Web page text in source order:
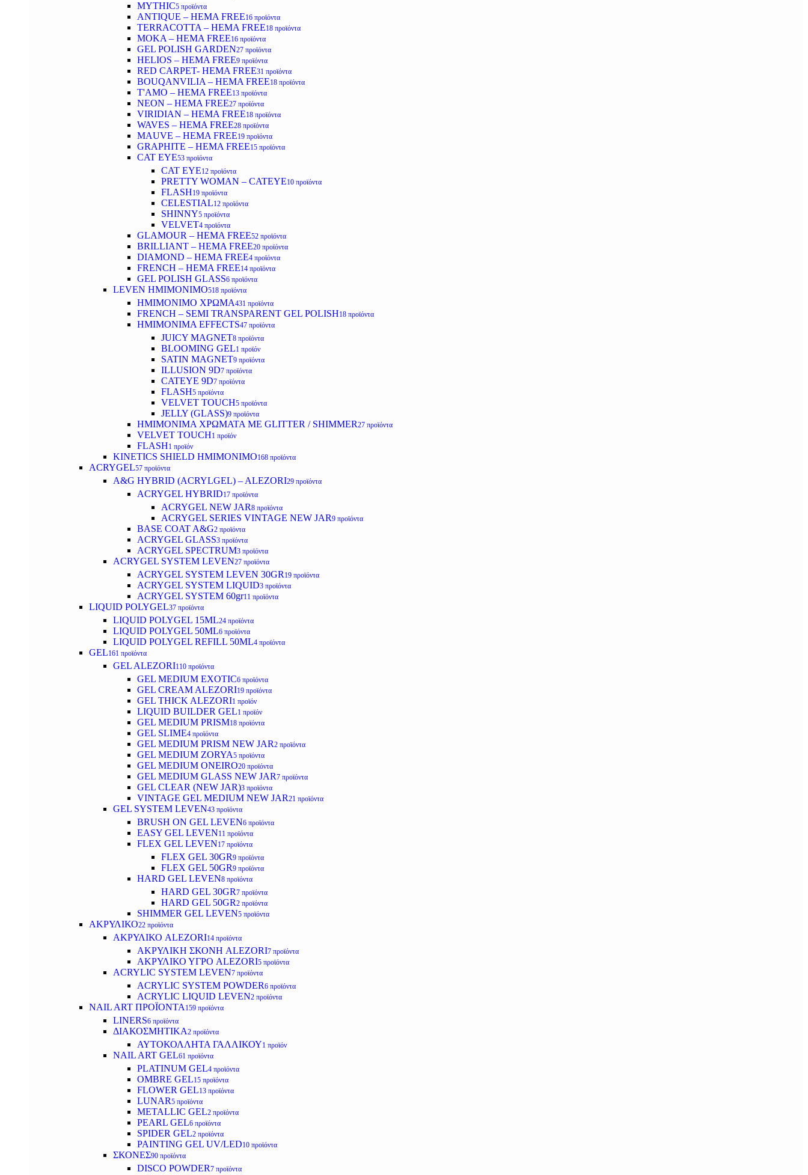
MYTHIC5 προϊόντα
ANTIQUE – HEMA FREE16 προϊόντα
TERRACOTTA – HEMA FREE18 προϊόντα
MOKA – HEMA FREE16 προϊόντα
GEL POLISH GARDEN27 προϊόντα
HELIOS – HEMA FREE9 προϊόντα
RED CARPET- HEMA FREE31 προϊόντα
BOUQANVILIA – HEMA FREE18 προϊόντα
T'AMO – HEMA FREE13 προϊόντα
NEON – HEMA FREE27 προϊόντα
VIRIDIAN – HEMA FREE18 προϊόντα
WAVES – HEMA FREE28 προϊόντα
MAUVE – HEMA FREE19 προϊόντα
GRAPHITE – HEMA FREE15 προϊόντα
CAT EYE53 προϊόντα
CAT EYE12 προϊόντα
PRETTY WOMAN – CATEYE10 προϊόντα
FLASH19 προϊόντα
CELESTIAL12 προϊόντα
SHINNY5 προϊόντα
VELVET4 προϊόντα
GLAMOUR – HEMA FREE52 προϊόντα
BRILLIANT – HEMA FREE20 προϊόντα
DIAMOND – HEMA FREE4 προϊόντα
FRENCH – HEMA FREE14 προϊόντα
GEL POLISH GLASS6 προϊόντα
LEVEN ΗΜΙΜΟΝΙΜΟ518 προϊόντα
ΗΜΙΜΟΝΙΜΟ ΧΡΩΜΑ431 προϊόντα
FRENCH – SEMI TRANSPARENT GEL POLISH18 προϊόντα
HMIMONIMA EFFECTS47 προϊόντα
JUICY MAGNET8 προϊόντα
BLOOMING GEL1 προϊόν
SATIN MAGNET9 προϊόντα
ILLUSION 9D7 προϊόντα
CATEYE 9D7 προϊόντα
FLASH5 προϊόντα
VELVET TOUCH5 προϊόντα
JELLY (GLASS)9 προϊόντα
ΗΜΙΜΟΝΙΜA ΧΡΩΜΑΤΑ ΜΕ GLITTER / SHIMMER27 προϊόντα
VELVET TOUCH1 προϊόν
FLASH1 προϊόν
KINETICS SHIELD ΗΜΙΜΟΝΙΜΟ168 προϊόντα
ACRYGEL57 προϊόντα
A&G HYBRID (ACRYLGEL) – ALEZORI29 προϊόντα
ACRYGEL HYBRID17 προϊόντα
ACRYGEL NEW JAR8 προϊόντα
ACRYGEL SERIES VINTAGE NEW JAR9 προϊόντα
BASE COAT A&G2 προϊόντα
ACRYGEL GLASS3 προϊόντα
ACRYGEL SPECTRUM3 προϊόντα
ACRYGEL SYSTEM LEVEN27 προϊόντα
ACRYGEL SYSTEM LEVEN 30GR 19 προϊόντα
ACRYGEL SYSTEM LIQUID3 προϊόντα
ACRYGEL SYSTEM 60gr11 προϊόντα
LIQUID POLYGEL37 προϊόντα
LIQUID POLYGEL 15ML24 προϊόντα
LIQUID POLYGEL 50ML6 προϊόντα
LIQUID POLYGEL REFILL 50ML4 προϊόντα
GEL161 προϊόντα
GEL ALEZORI110 προϊόντα
GEL MEDIUM EXOTIC6 προϊόντα
GEL CREAM ALEZORI19 προϊόντα
GEL THICK ALEZORI1 προϊόν
LIQUID BUILDER GEL1 προϊόν
GEL MEDIUM PRISM18 προϊόντα
GEL SLIME4 προϊόντα
GEL MEDIUM PRISM NEW JAR2 προϊόντα
GEL MEDIUM ZORYA5 προϊόντα
GEL MEDIUM ONEIRO20 προϊόντα
GEL MEDIUM GLASS NEW JAR7 προϊόντα
GEL CLEAR (NEW JAR)3 προϊόντα
VINTAGE GEL MEDIUM NEW JAR21 προϊόντα
GEL SYSTEM LEVEN43 προϊόντα
BRUSH ON GEL LEVEN6 προϊόντα
EASY GEL LEVEN11 προϊόντα
FLEX GEL LEVEN17 προϊόντα
FLEX GEL 30GR9 προϊόντα
FLEX GEL 50GR9 προϊόντα
HARD GEL LEVEN8 προϊόντα
HARD GEL 30GR7 προϊόντα
HARD GEL 50GR2 προϊόντα
SHIMMER GEL LEVEN5 προϊόντα
ΑΚΡΥΛΙΚΟ22 προϊόντα
ΑΚΡΥΛΙΚΟ ALEZORI14 προϊόντα
ΑΚΡΥΛΙΚΗ ΣΚΟΝΗ ALEZORI7 προϊόντα
ΑΚΡΥΛΙΚΟ ΥΓΡΟ ALEZORI5 προϊόντα
ACRYLIC SYSTEM LEVEN7 προϊόντα
ACRYLIC SYSTEM POWDER6 προϊόντα
ACRYLIC LIQUID LEVEN2 προϊόντα
NAIL ART ΠΡΟΪΟΝΤΑ 159 προϊόντα
LINERS6 προϊόντα
ΔΙΑΚΟΣΜΗΤΙΚΑ2 προϊόντα
ΑΥΤΟΚΟΛΛΗΤΑ ΓΑΛΛΙΚΟΥ1 προϊόν
NAIL ART GEL61 προϊόντα
PLATINUM GEL4 προϊόντα
OMBRE GEL15 προϊόντα
FLOWER GEL13 προϊόντα
LUNAR5 προϊόντα
METALLIC GEL2 προϊόντα
PEARL GEL6 προϊόντα
SPIDER GEL2 προϊόντα
PAINTING GEL UV/LED10 προϊόντα
ΣΚΟΝΕΣ90 προϊόντα
DISCO POWDER7 προϊόντα